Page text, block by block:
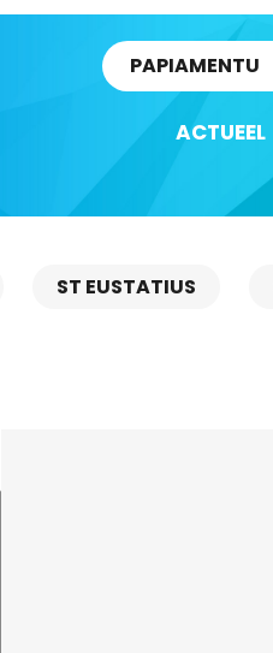
PAPIAMENTU
ACTUEEL
ST EUSTATIUS